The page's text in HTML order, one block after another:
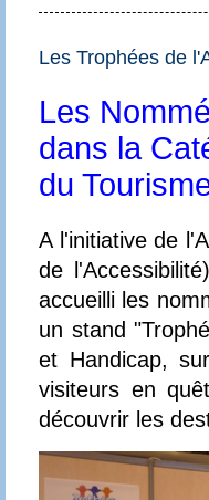
Les Trophées de
Les
dans la
du
A l'initiative de
de
accueilli les
un stand
et Handicap,
visiteurs en
découvrir les